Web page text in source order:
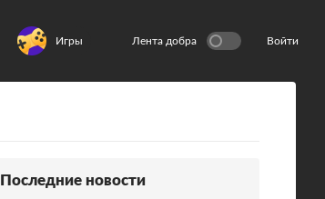
Игры Лента добра Войти
Последние новости